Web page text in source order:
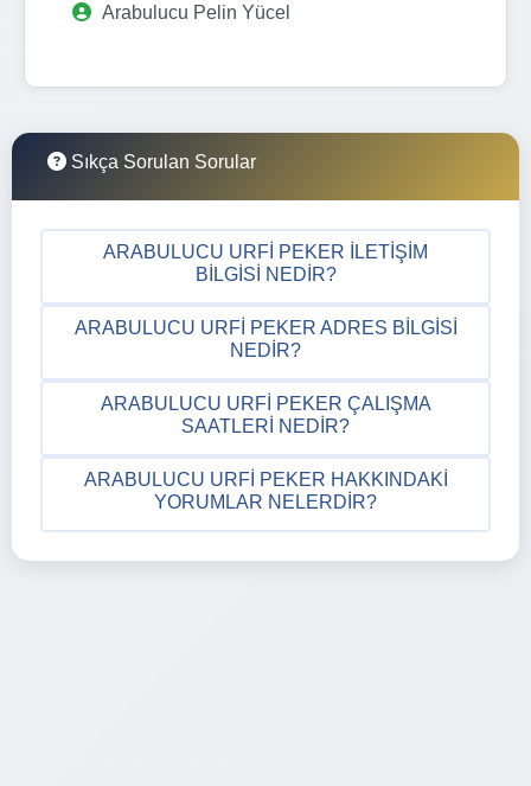
Arabulucu Pelin Yücel
Sıkça Sorulan Sorular
ARABULUCU URFI PEKER İLETIŞIM
BILGISI NEDIR?
ARABULUCU URFI PEKER ADRES BILGISI
NEDIR?
ARABULUCU URFI PEKER ÇALIŞMA
SAATLERI NEDIR?
ARABULUCU URFI PEKER HAKKINDAKI
YORUMLAR NELERDIR?